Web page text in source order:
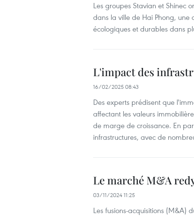
Les groupes Stavian et Shinec
dans la ville de Hai Phong, une
écologiques et durables dans
L'impact des
16/02/2025 08:43
Des experts prédisent que
affectant les valeurs
de marge de croissance. En
infrastructures, avec de
Le marché M&A
03/11/2024 11:25
Les fusions-acquisitions (M&A)